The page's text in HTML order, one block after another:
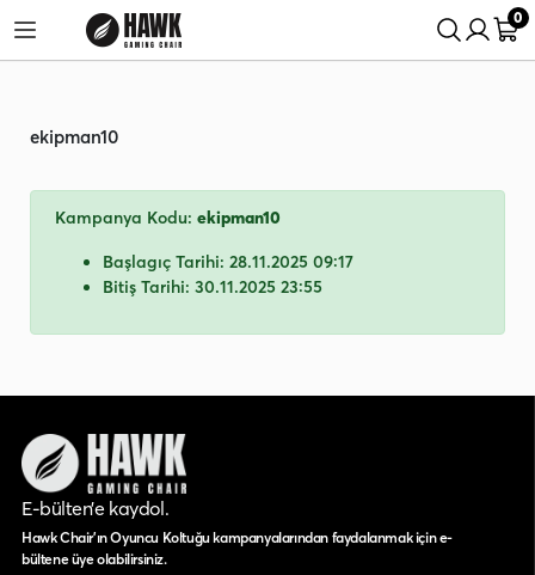
%5 İndirim Fırsatı! 24 Saatte Kargo Fırsatını Kaçırma!0
ekipman10
Kampanya Kodu: ekipman10
Başlagıç Tarihi: 28.11.2025 09:17
Bitiş Tarihi: 30.11.2025 23:55
E-bülten’e kaydol.
Hawk Chair'ın Oyuncu Koltuğu kampanyalarından faydalanmak için e-
bültene üye olabilirsiniz.